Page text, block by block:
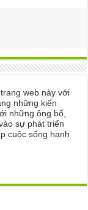
web này với
những kiến
những ông bố,
sự phát triển
cuộc sống hạnh